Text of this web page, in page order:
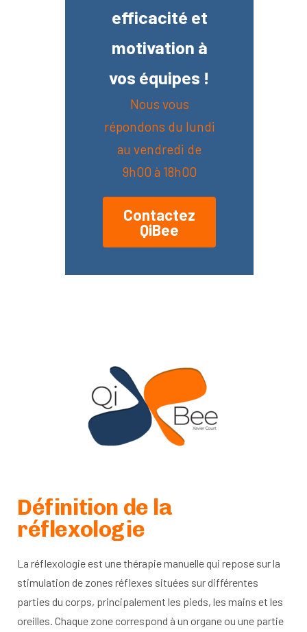
efficacité et
motivation à
vos équipes !
Nous vous
répondons du lundi
au vendredi de
9h00 à 18h00
Contactez
QiBee
Définition de la
réflexologie
La réflexologie est une thérapie manuelle qui repose sur la
stimulation de zones réflexes situées sur différentes
parties du corps, principalement les pieds, les mains et les
oreilles. Chaque zone correspond à un organe ou une partie